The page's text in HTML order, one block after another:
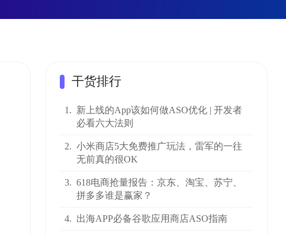
干货排行
1. 新上线的App该如何做ASO优化 | 开发者
必看六大法则
2. 小米商店5大免费推广玩法，雷军的一往
无前真的很OK
3. 618电商抢量报告：京东、淘宝、苏宁、
拼多多谁是赢家？
4. 出海APP必备谷歌应用商店ASO指南